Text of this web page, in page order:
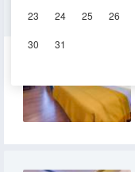
23 24 25 26
30 31